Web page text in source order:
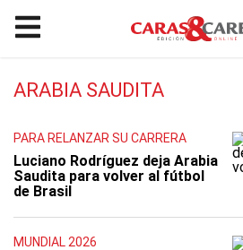
ARABIA SAUDITA
PARA RELANZAR SU CARRERA
Luciano Rodríguez deja Arabia
Saudita para volver al fútbol
de Brasil
MUNDIAL 2026